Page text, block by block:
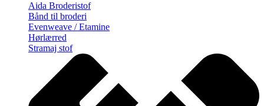
Aida Broderistof
Bånd til broderi
Evenweave / Etamine
Hørlærred
Stramaj stof